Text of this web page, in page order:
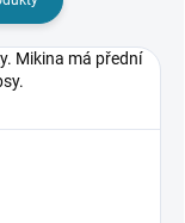
Mikina má přední